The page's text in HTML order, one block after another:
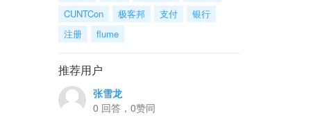
CUNTCon
极客邦 支付
银行
注册
flume
推荐用户
张雪龙
0 回答，0赞同